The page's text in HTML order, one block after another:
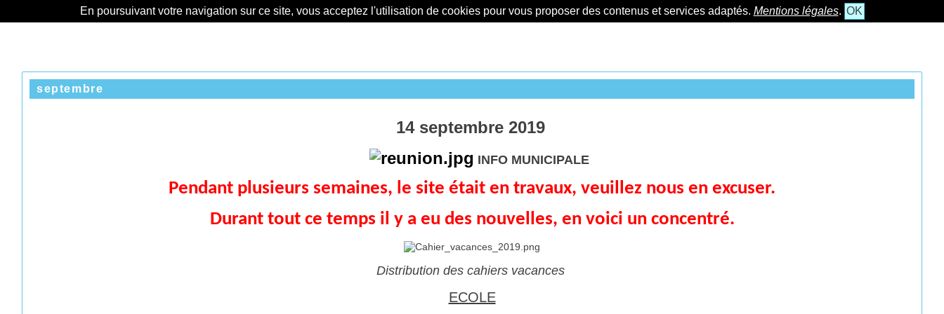
En poursuivant votre navigation sur ce site, vous acceptez l'utilisation de cookies pour vous proposer des contenus et services adaptés. Mentions légales. OK
septembre
14 septembre 2019
INFO MUNICIPALE
Pendant plusieurs semaines, le site était en travaux, veuillez nous en excuser.
Durant tout ce temps il y a eu des nouvelles, en voici un concentré.
Distribution des cahiers vacances
ECOLE